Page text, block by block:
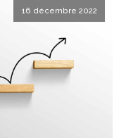
16 décembre 2022